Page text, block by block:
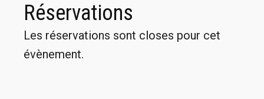
Réservations
Les réservations sont closes pour cet
évènement.